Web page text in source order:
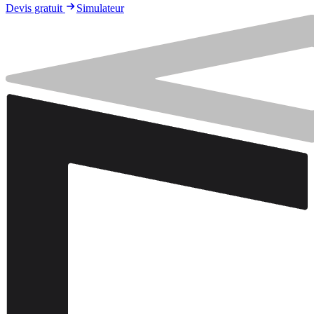
Devis gratuit Simulateur